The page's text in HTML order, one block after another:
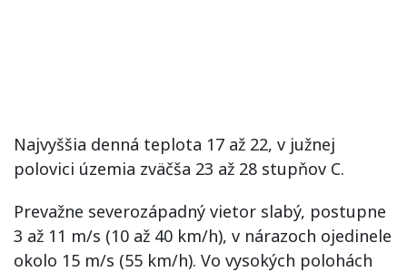
Najvyššia denná teplota 17 až 22, v južnej
polovici územia zväčša 23 až 28 stupňov C.
Prevažne severozápadný vietor slabý, postupne
3 až 11 m/s (10 až 40 km/h), v nárazoch ojedinele
okolo 15 m/s (55 km/h). Vo vysokých polohách